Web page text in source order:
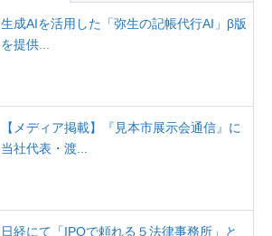
生成AIを活用した「弥生の記帳代行AI」β版
を提供...
【メディア掲載】『見本市展示会通信』に
当社代表・渡...
日経にて「IPOで頼れる５法律事務所」と